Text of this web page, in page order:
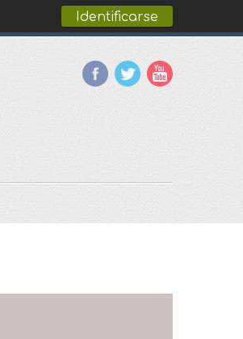
Identificarse